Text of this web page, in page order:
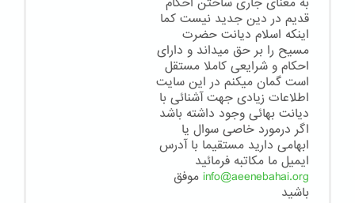
قدیم در دین جدید نیست کما
اینکه اسلام دیانت حضرت
مسیح را بر حق میداند و دارای
احکام و شرایعی کاملا مستقل
است گمان میکنم در این سایت
اطلاعات زیادی جهت آشنائی با
دیانت بهائی وجود داشته باشد
اگر درمورد خاصی سوال یا
ابهامی دارید مستقیما با آدرس
ایمیل ما مکاتبه فرمائید
info@aeenebahai.org موفق
باشید